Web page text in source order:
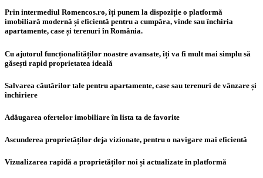
Prin intermediul Romencos.ro, îți punem la dispoziție o platformă
imobiliară modernă și eficientă pentru a cumpăra, vinde sau închiria
apartamente, case și terenuri în România.
Cu ajutorul funcționalităților noastre avansate, îți va fi mult mai simplu să
găsești rapid proprietatea ideală
Salvarea căutărilor tale pentru apartamente, case sau terenuri de vânzare și
închiriere
Adăugarea ofertelor imobiliare în lista ta de favorite
Ascunderea proprietăților deja vizionate, pentru o navigare mai eficientă
Vizualizarea rapidă a proprietăților noi și actualizate în platformă